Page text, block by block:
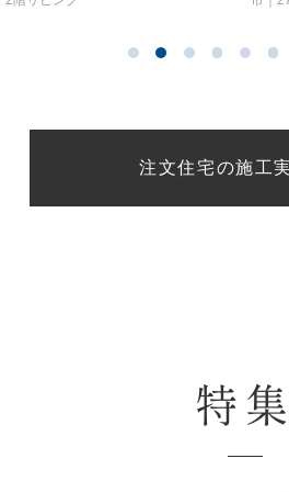
ン、ナチュラルモダン シン
イン
特集